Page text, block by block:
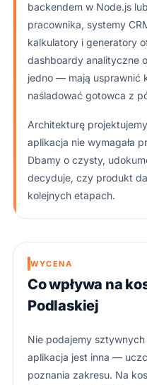
backendem w Node.js
pracownika, systemy
kalkulatory i generatory
dashboardy analityczne
jedno — mają usprawnić
naśladować gotowca z
Architekturę
aplikacja nie wymagała
Dbamy o czysty,
decyduje, czy produkt
kolejnych etapach.
WYCENA
Co wpływa na
Podlaskiej
Nie podajemy
aplikacja jest inna —
poznania zakresu. Na